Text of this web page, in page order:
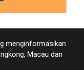
menginformasikan
Macau dan